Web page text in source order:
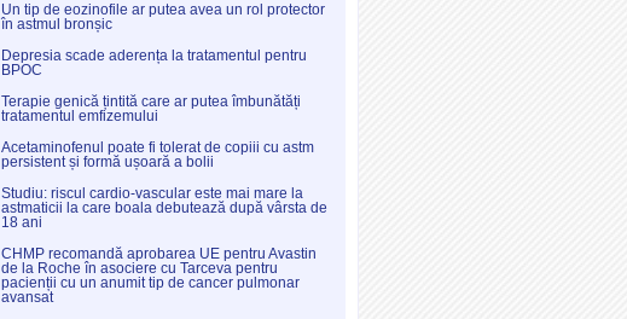
Un tip de eozinofile ar putea avea un rol protector
în astmul bronșic
Depresia scade aderența la tratamentul pentru
BPOC
Terapie genică țintită care ar putea îmbunătăți
tratamentul emfizemului
Acetaminofenul poate fi tolerat de copiii cu astm
persistent și formă ușoară a bolii
Studiu: riscul cardio-vascular este mai mare la
astmaticii la care boala debutează după vârsta de
18 ani
CHMP recomandă aprobarea UE pentru Avastin
de la Roche în asociere cu Tarceva pentru
pacienții cu un anumit tip de cancer pulmonar
avansat